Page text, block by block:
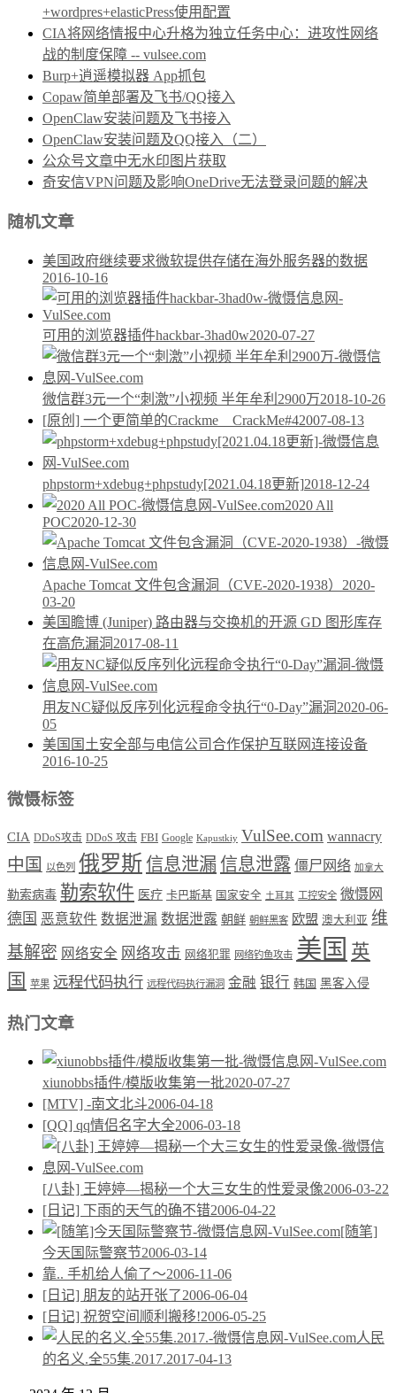
+wordpres+elasticPress使用配置
CIA将网络情报中心升格为独立任务中心：进攻性网络
战的制度保障 -- vulsee.com
Burp+逍遥模拟器 App抓包
Copaw简单部署及飞书/QQ接入
OpenClaw安装问题及飞书接入
OpenClaw安装问题及QQ接入（二）
公众号文章中无水印图片获取
奇安信VPN问题及影响OneDrive无法登录问题的解决
随机文章
美国政府继续要求微软提供存储在海外服务器的数据
2016-10-16
可用的浏览器插件hackbar-3had0w2020-07-27
微信群3元一个“刺激”小视频 半年牟利2900万2018-10-26
[原创] 一个更简单的Crackme__CrackMe#42007-08-13
phpstorm+xdebug+phpstudy[2021.04.18更新]2018-12-24
2020 All
POC2020-12-30
Apache Tomcat 文件包含漏洞（CVE-2020-1938） 2020-
03-20
美国瞻博 (Juniper) 路由器与交换机的开源 GD 图形库存
在高危漏洞 2017-08-11
用友NC疑似反序列化远程命令执行“0-Day”漏洞 2020-06-
05
美国国土安全部与电信公司合作保护互联网连接设备
2016-10-25
微慑标签
CIA DDoS攻击 DDoS 攻击 FBI Google Kapustkiy VulSee.com wannacry
中国 以色列 俄罗斯信息泄漏信息泄露 僵尸网络 加拿大
勒索病毒 勒索软件 医疗 卡巴斯基 国家安全 土耳其 工控安全 微慑网
德国 恶意软件 数据泄漏 数据泄露 朝鲜 朝鲜黑客 欧盟 澳大利亚 维
基解密 网络安全 网络攻击 网络犯罪 网络钓鱼攻击 美国 英
国
苹果 远程代码执行 远程代码执行漏洞 金融 银行 韩国 黑客入侵
热门文章
xiunobbs插件/模版收集第一批2020-07-27
[MTV] -南文北斗2006-04-18
[QQ] qq情侣名字大全2006-03-18
[八卦] 王婷婷—揭秘一个大三女生的性爱录像2006-03-22
[日记] 下雨的天气的确不错2006-04-22
[随笔]
今天国际警察节2006-03-14
靠.. 手机给人偷了～2006-11-06
[日记] 朋友的站开张了2006-06-04
[日记] 祝贺空间顺利搬移!2006-05-25
人民
的名义.全55集.2017.2017-04-13